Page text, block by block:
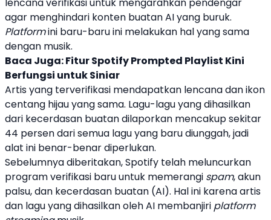
agar menghindari konten buatan AI yang buruk.
Platformini baru-baru ini melakukan hal yang sama
dengan musik.
Baca Juga:Fitur Spotify Prompted Playlist Kini
Berfungsi untuk Siniar
Artis yang terverifikasi mendapatkan lencana dan ikon
centang hijau yang sama. Lagu-lagu yang dihasilkan
dari kecerdasan buatan dilaporkan mencakup sekitar
44 persen dari semua lagu yang baru diunggah, jadi
alat ini benar-benar diperlukan.
Sebelumnya diberitakan,Spotify telah meluncurkan
program verifikasi baru untuk memerangi spam, akun
palsu, dan kecerdasan buatan (AI). Hal ini karena artis
dan lagu yang dihasilkan oleh AI membanjiri platform